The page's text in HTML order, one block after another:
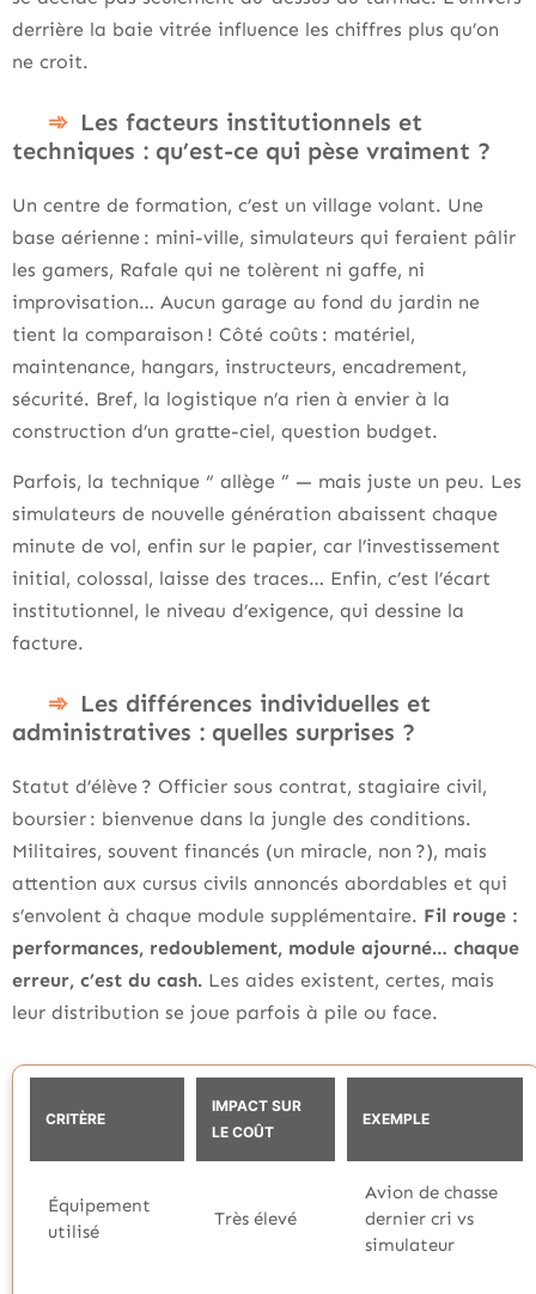
derrière la baie vitrée influence les chiffres plus qu’on
ne croit.
Les facteurs institutionnels et
techniques : qu’est-ce qui pèse vraiment ?
Un centre de formation, c’est un village volant. Une
base aérienne : mini-ville, simulateurs qui feraient pâlir
les gamers, Rafale qui ne tolèrent ni gaffe, ni
improvisation… Aucun garage au fond du jardin ne
tient la comparaison ! Côté coûts : matériel,
maintenance, hangars, instructeurs, encadrement,
sécurité. Bref, la logistique n’a rien à envier à la
construction d’un gratte-ciel, question budget.
Parfois, la technique “ allège ” — mais juste un peu. Les
simulateurs de nouvelle génération abaissent chaque
minute de vol, enfin sur le papier, car l’investissement
initial, colossal, laisse des traces… Enfin, c’est l’écart
institutionnel, le niveau d’exigence, qui dessine la
facture.
Les différences individuelles et
administratives : quelles surprises ?
Statut d’élève ? Officier sous contrat, stagiaire civil,
boursier : bienvenue dans la jungle des conditions.
Militaires, souvent financés (un miracle, non ?), mais
attention aux cursus civils annoncés abordables et qui
s’envolent à chaque module supplémentaire. Fil rouge :
performances, redoublement, module ajourné… chaque
erreur, c’est du cash. Les aides existent, certes, mais
leur distribution se joue parfois à pile ou face.
CRITÈRE
IMPACT SUR
LE COÛT
EXEMPLE
Équipement
utilisé
Très élevé
Avion de chasse
dernier cri vs
simulateur